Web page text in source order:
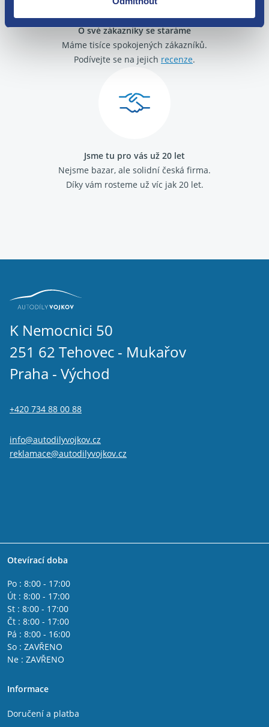
O své zákazníky se staráme
Máme tisíce spokojených zákazníků.
Podívejte se na jejich recenze.
Jsme tu pro vás už 20 let
Nejsme bazar, ale solidní česká firma.
Díky vám rosteme už víc jak 20 let.
K Nemocnici 50
251 62 Tehovec - Mukařov
Praha - Východ
+420 734 88 00 88
info@autodilyvojkov.cz
reklamace@autodilyvojkov.cz
Otevírací doba
Po : 8:00 - 17:00
Út : 8:00 - 17:00
St : 8:00 - 17:00
Čt : 8:00 - 17:00
Pá : 8:00 - 16:00
So : ZAVŘENO
Ne : ZAVŘENO
Informace
Doručení a platba